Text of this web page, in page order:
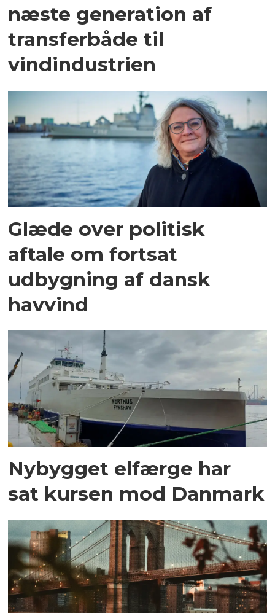
næste generation af
transferbåde til
vindindustrien
Glæde over politisk
aftale om fortsat
udbygning af dansk
havvind
Nybygget elfærge har
sat kursen mod Danmark